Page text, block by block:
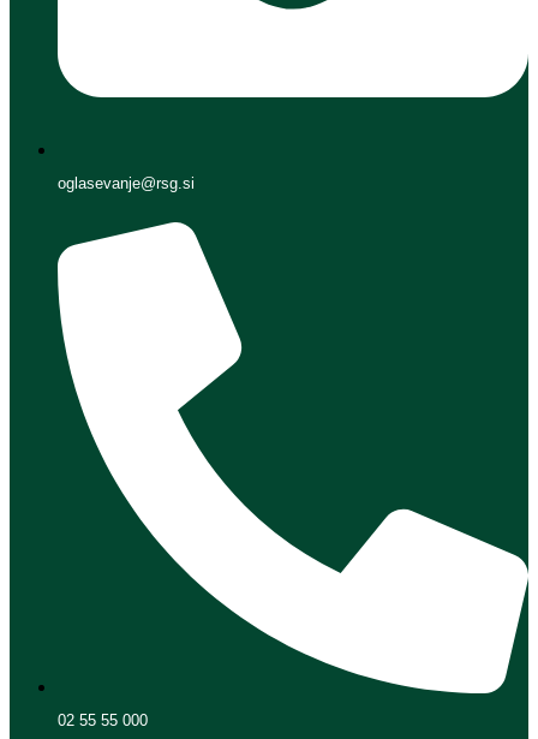
oglasevanje@rsg.si
02 55 55 000